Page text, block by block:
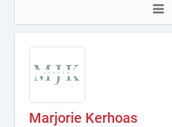
Marjorie Kerhoas